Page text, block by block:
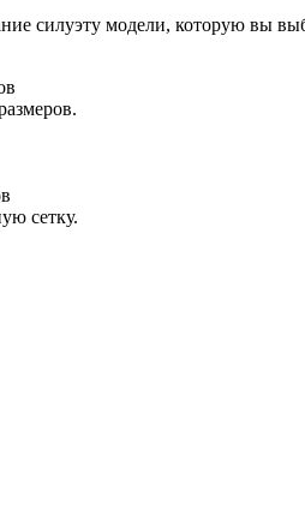
силуэту модели, которую вы
сетку.